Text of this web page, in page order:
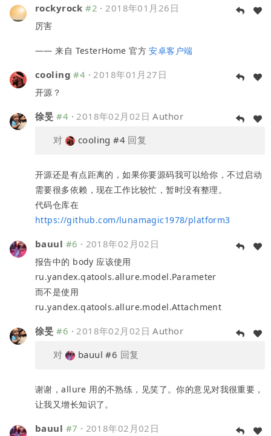
rockyrock #2 · 2018年01月26日
厉害
—— 来自 TesterHome 官方安卓客户端
cooling #4 ·2018年01月27日
开源？
徐旻 #4 ·2018年02月02日 Author
对
cooling #4 回复
开源还是有点距离的，如果你要源码我可以给你，不过启动
需要很多依赖，现在工作比较忙，暂时没有整理。
代码仓库在
https://github.com/lunamagic1978/platform3
bauul #6 · 2018年02月02日
报告中的 body 应该使用
ru.yandex.qatools.allure.model.Parameter
而不是使用
ru.yandex.qatools.allure.model.Attachment
徐旻 #6 ·2018年02月02日 Author
对
bauul #6 回复
谢谢，allure 用的不熟练，见笑了。你的意见对我很重要，
让我又增长知识了。
bauul #7 · 2018年02月02日